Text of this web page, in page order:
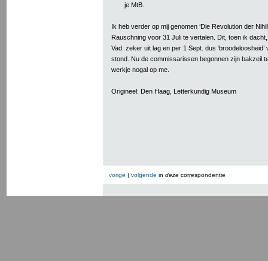
je MtB.
Ik heb verder op mij genomen ‘Die Revolution der
Rauschning voor 31 Juli te vertalen. Dit, toen ik
Vad. zeker uit lag en per 1 Sept. dus ‘broodeloosheid’
stond. Nu de commissarissen begonnen zijn bakzeil
werkje nogal op me.
Origineel: Den Haag, Letterkundig Museum
vorige | volgende in deze correspondentie